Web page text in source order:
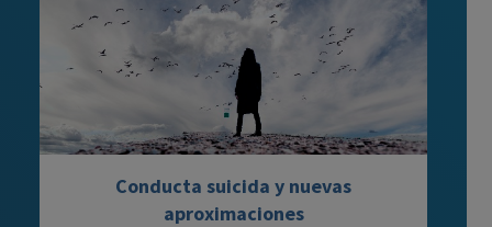
Conducta suicida y nuevas
aproximaciones